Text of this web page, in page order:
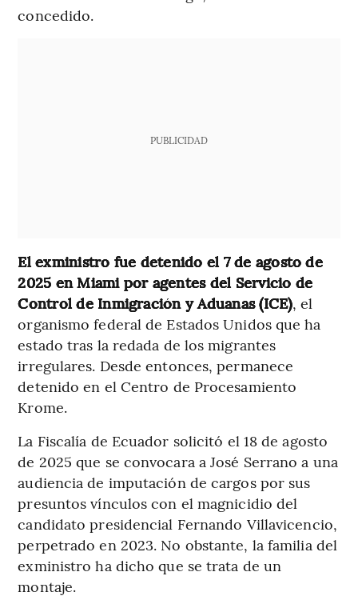
concedido.
PUBLICIDAD
El exministro fue detenido el 7 de agosto de
2025 en Miami por agentes del Servicio de
Control de Inmigración y Aduanas (ICE), el
organismo federal de Estados Unidos que ha
estado tras la redada de los migrantes
irregulares. Desde entonces, permanece
detenido en el Centro de Procesamiento
Krome.
La Fiscalía de Ecuador solicitó el 18 de agosto
de 2025 que se convocara a José Serrano a una
audiencia de imputación de cargos por sus
presuntos vínculos con el magnicidio del
candidato presidencial Fernando Villavicencio,
perpetrado en 2023. No obstante, la familia del
exministro ha dicho que se trata de un
montaje.